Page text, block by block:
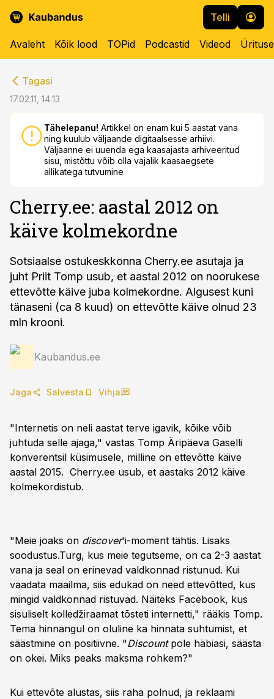
Telli
Avaleht Kõik lood TOPid Podcastid Videod
Tagasi
17.02.11, 14:13
Tähelepanu! Artikkel on enam kui 5 aastat vana
ning kuulub väljaande digitaalsesse arhiivi.
Väljaanne ei uuenda ega kaasajasta arhiveeritud
sisu, mistõttu võib olla vajalik kaasaegsete
allikatega tutvumine
Cherry.ee: aastal 2012 on
käive kolmekordne
Sotsiaalse ostukeskkonna Cherry.ee asutaja ja
juht Priit Tomp usub, et aastal 2012 on noorukese
ettevõtte käive juba kolmekordne. Algusest kuni
tänaseni (ca 8 kuud) on ettevõtte käive olnud 23
mln krooni.
Kaubandus.ee
Jaga Salvesta Vihja
"Internetis on neli aastat terve igavik, kõike võib
juhtuda selle ajaga," vastas Tomp Äripäeva Gaselli
konverentsil küsimusele, milline on ettevõtte käive
aastal 2015. Cherry.ee usub, et aastaks 2012 käive
kolmekordistub.
"Meie joaks on discover'i-moment tähtis. Lisaks
soodustus.Turg, kus meie tegutseme, on ca 2-3 aastat
vana ja seal on erinevad valdkonnad ristunud. Kui
vaadata maailma, siis edukad on need ettevõtted, kus
mingid valdkonnad ristuvad. Näiteks Facebook, kus
sisuliselt kolledžiraamat tõsteti internetti," rääkis Tomp.
Tema hinnangul on oluline ka hinnata suhtumist, et
säästmine on positiivne. "Discountpole häbiasi, säästa
on okei. Miks peaks maksma rohkem?"
Kui ettevõte alustas, siis raha polnud, ja reklaami